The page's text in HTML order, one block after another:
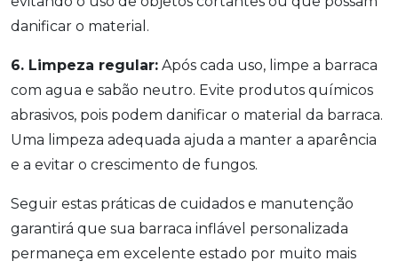
danificar o material.
6. Limpeza regular: Após cada uso, limpe a barraca
com agua e sabão neutro. Evite produtos químicos
abrasivos, pois podem danificar o material da barraca.
Uma limpeza adequada ajuda a manter a aparência
e a evitar o crescimento de fungos.
Seguir estas práticas de cuidados e manutenção
garantirá que sua barraca inflável personalizada
permaneça em excelente estado por muito mais